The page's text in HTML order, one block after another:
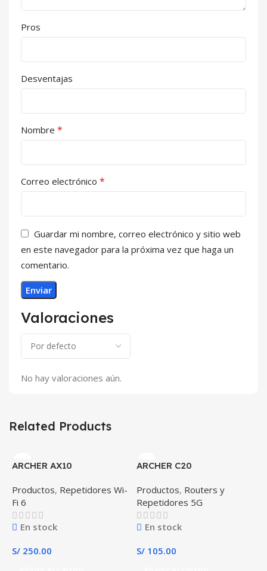
Valoraciones
No hay valoraciones aún.
Pros
Desventajas
Nombre *
Correo electrónico *
Guardar mi nombre, correo electrónico y sitio web
en este navegador para la próxima vez que haga un
comentario.
Related Products
ARCHER AX10
Productos, Repetidores Wi-
Fi 6
En stock
S/ 250.00
ARCHER C20
Productos, Routers y
Repetidores 5G
En stock
S/ 105.00